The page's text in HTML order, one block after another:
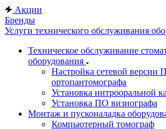
Акции
Бренды
Услуги технического обслуживания
Техническое обслуживание
оборудования
Настройка сетевой версии
ортопантомографа
Установка интрооральной
Установка ПО визиографа
Монтаж и пусконаладка
Компьютерный томограф